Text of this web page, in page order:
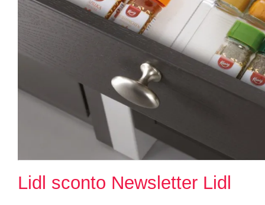
Lidl sconto Newsletter Lidl